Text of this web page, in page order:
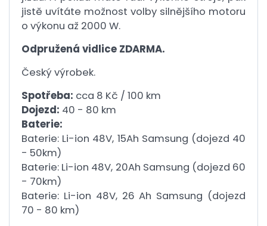
jistě uvítáte možnost volby silnějšího motoru
o výkonu až 2000 W.
Odpružená vidlice ZDARMA.
Český výrobek.
Spotřeba: cca 8 Kč / 100 km
Dojezd: 40 - 80 km
Baterie:
Baterie: Li-ion 48V, 15Ah Samsung (dojezd 40
- 50km)
Baterie: Li-ion 48V, 20Ah Samsung (dojezd 60
- 70km)
Baterie: Li-ion 48V, 26 Ah Samsung (dojezd
70 - 80 km)